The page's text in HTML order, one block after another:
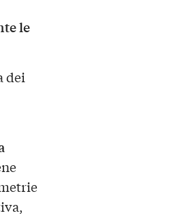
le
dei